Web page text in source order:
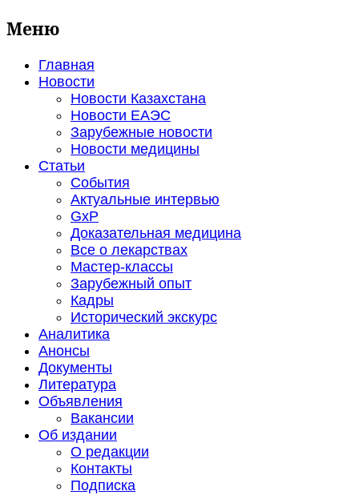
Меню
Главная
Новости
Новости Казахстана
Новости ЕАЭС
Зарубежные новости
Новости медицины
Статьи
События
Актуальные интервью
GxP
Доказательная медицина
Все о лекарствах
Мастер-классы
Зарубежный опыт
Кадры
Исторический экскурс
Аналитика
Анонсы
Документы
Литература
Объявления
Вакансии
Об издании
О редакции
Контакты
Подписка